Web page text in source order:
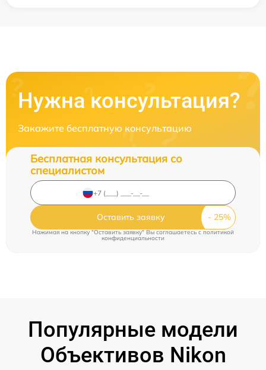
Нужна консультация?
Закажите бесплатную консультацию
Бесплатная консультация со
специалистом
Оставить заявку
Нажимая на кнопку "Оставить заявку" Вы соглашаетесь cполитикой
конфиденциальности
Популярные модели
Объективов Nikon